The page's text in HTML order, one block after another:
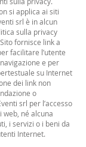
si applica ai siti
srl è in alcun
sulla privacy
fornisce link a
facilitare l’utente
e per
su Internet
dei link non
o
srl per l’accesso
web, né alcuna
i servizi o i beni da
Internet.